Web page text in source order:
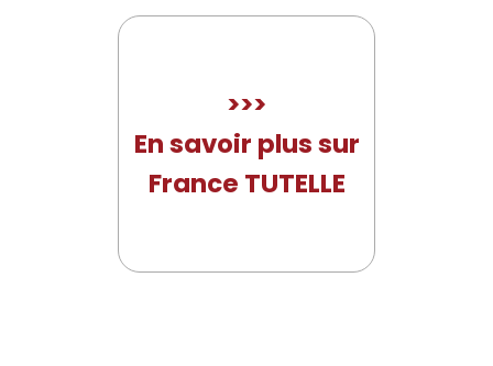
>>>
En savoir plus sur
France TUTELLE